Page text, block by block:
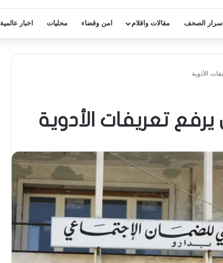
اسرار الصحف مقالات واقلام امن وقضاء محليات اخبار عالمية
الأدوية
تعريفات الأدوية